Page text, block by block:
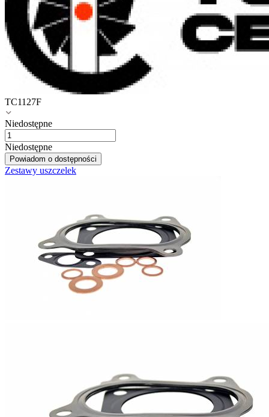
TC1127F
Niedostępne
Niedostępne
Powiadom o dostępności
Zestawy uszczelek